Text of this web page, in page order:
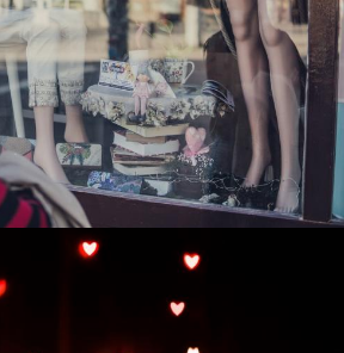
поддержка интернет-
StepClub
проект